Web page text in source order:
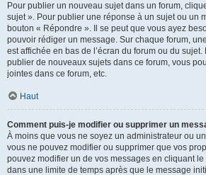
Pour publier un nouveau sujet dans un forum,
sujet ». Pour publier une réponse à un sujet ou un
bouton « Répondre ». Il se peut que vous ayez
pouvoir rédiger un message. Sur chaque forum,
est affichée en bas de l’écran du forum ou du
publier de nouveaux sujets dans ce forum, vous
jointes dans ce forum, etc.
Haut
Comment puis-je modifier ou supprimer un
À moins que vous ne soyez un administrateur ou
vous ne pouvez modifier ou supprimer que vos
pouvez modifier un de vos messages en cliquant
dans une limite de temps après que le message